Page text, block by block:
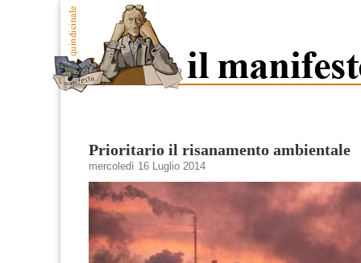
Prioritario il risanamento ambientale
mercoledì 16 Luglio 2014